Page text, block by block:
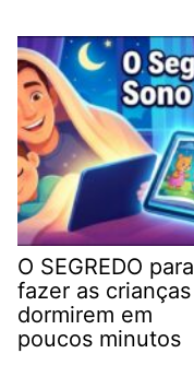
O SEGREDO para
fazer as crianças
dormirem em
poucos minutos